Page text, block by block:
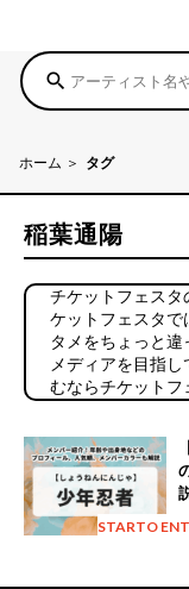
search
ホーム タグ
稲葉通陽
チケットフェスタ
ケットフェスタで
タメをちょっと
メディアを目指
むならチケットフ
STARTO